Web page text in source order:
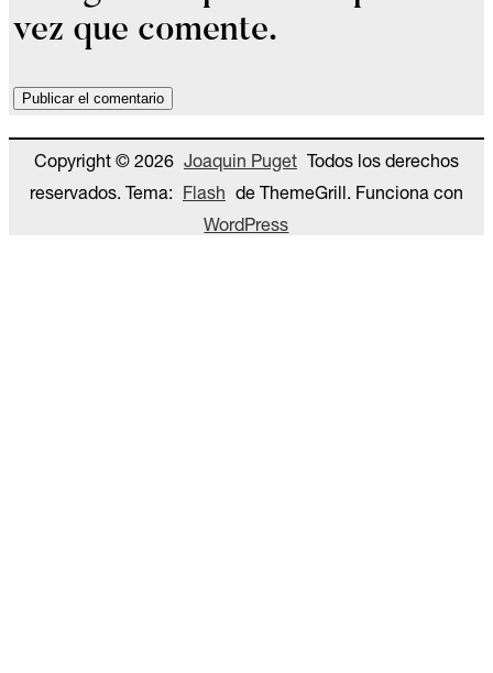
vez que comente.
Copyright © 2026 Joaquin Puget Todos los derechos
reservados. Tema:
Flash de ThemeGrill. Funciona con
WordPress